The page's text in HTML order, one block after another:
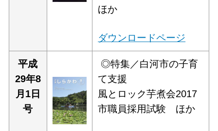
ほか
ダウンロードページ
平成
29年8
月1日
号
◎特集／白河市の子育
て支援
風とロック芋煮会2017
市職員採用試験 ほか